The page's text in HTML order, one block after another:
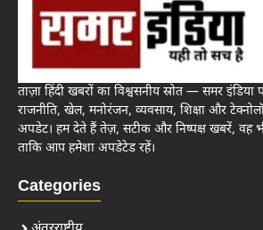
ताज़ा हिंदी खबरों का विश्वसनीय स्रोत — समर इंडिया पर
राजनीति, खेल, मनोरंजन, व्यवसाय, शिक्षा और
अपडेट। हम देते हैं तेज़, सटीक और निष्पक्ष खबरें, वह
ताकि आप हमेशा अपडेटेड रहें।
Categories